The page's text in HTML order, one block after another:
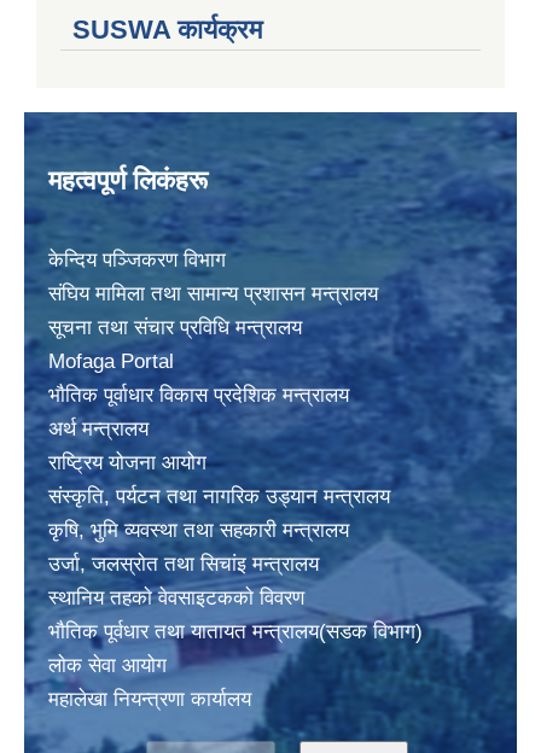
SUSWA कार्यक्रम
महत्वपूर्ण लिकंहरू
केन्दिय पञ्जिकरण विभाग
संघिय मामिला तथा सामान्य प्रशासन मन्त्रालय
सूचना तथा संचार प्रविधि मन्त्रालय
Mofaga Portal
भाैतिक पूर्वाधार विकास प्रदेशिक मन्त्रालय
अर्थ मन्त्रालय
राष्ट्रिय योजना आयोग
संस्कृति, पर्यटन तथा नागरिक उड्यान मन्त्रालय
कृषि, भुमि व्यवस्था तथा सहकारी मन्त्रालय
उर्जा, जलस्राेत तथा सिचांइ मन्त्रालय
स्थानिय तहकाे वेवसाइटककाे विवरण
भाैतिक पूर्वधार तथा यातायत मन्त्रालय(सडक विभाग)
लाेक सेवा आयोग
महालेखा नियन्त्रणा कार्यालय